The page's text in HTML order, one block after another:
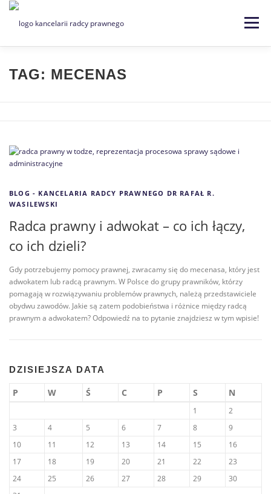
Menu
Strona główna
Blog EN | DE
TAG: MECENAS
BLOG - KANCELARIA RADCY PRAWNEGO DR RAFAŁ R.
WASILEWSKI
Radca prawny i adwokat – co ich łączy,
co ich dzieli?
Gdy potrzebujemy pomocy prawnej, zwracamy się do mecenasa, który jest
adwokatem lub radcą prawnym. W Polsce do grupy prawników, którzy
pomagają w rozwiązywaniu problemów prawnych, należą przedstawiciele
obydwu zawodów. Jakie są zatem podobieństwa i różnice między radcą
prawnym a adwokatem? Odpowiedź na to pytanie znajdziesz w tym wpisie!
DZISIEJSZA DATA
P W Ś C P S N
1
2
3
4 5 6 7 8
9
10
11 12 13 14 15
16
17
18 19 20 21 22
23
24
25 26 27 28 29
30